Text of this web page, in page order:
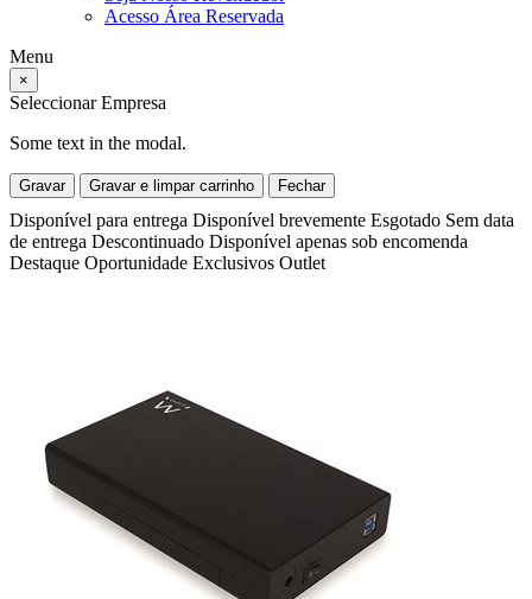
Acesso Área Reservada
Menu
×
Seleccionar Empresa
Some text in the modal.
Gravar Gravar e limpar carrinho Fechar
Disponível para entrega Disponível brevemente Esgotado Sem data
de entrega Descontinuado Disponível apenas sob encomenda
Destaque Oportunidade Exclusivos Outlet